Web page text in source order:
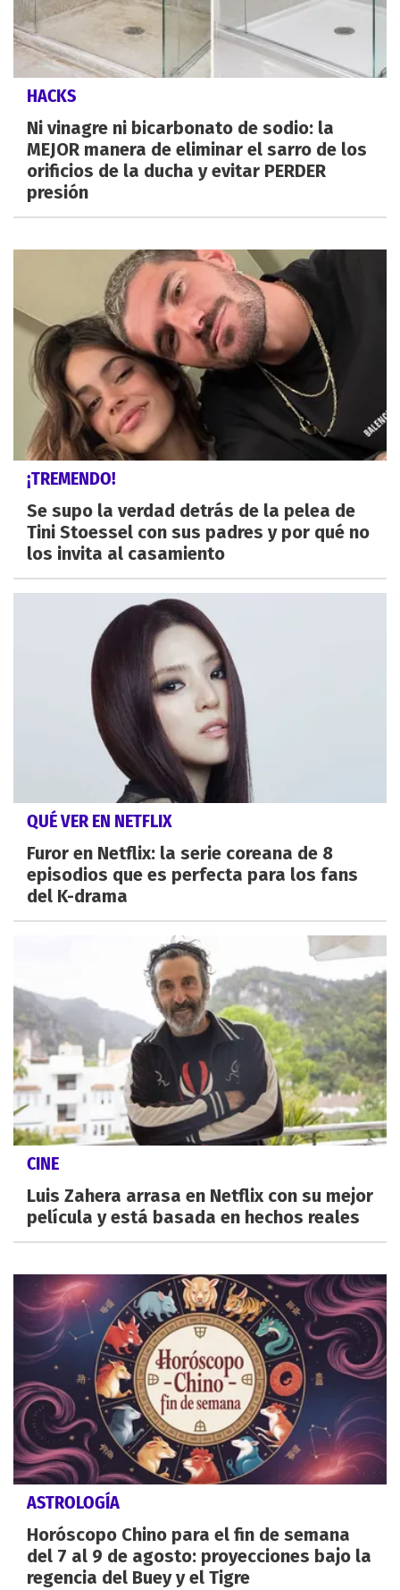
HACKS
Ni vinagre ni bicarbonato de sodio: la
MEJOR manera de eliminar el sarro de los
orificios de la ducha y evitar PERDER
presión
¡TREMENDO!
Se supo la verdad detrás de la pelea de
Tini Stoessel con sus padres y por qué no
los invita al casamiento
QUÉ VER EN NETFLIX
Furor en Netflix: la serie coreana de 8
episodios que es perfecta para los fans
del K-drama
CINE
Luis Zahera arrasa en Netflix con su mejor
película y está basada en hechos reales
ASTROLOGÍA
Horóscopo Chino para el fin de semana
del 7 al 9 de agosto: proyecciones bajo la
regencia del Buey y el Tigre